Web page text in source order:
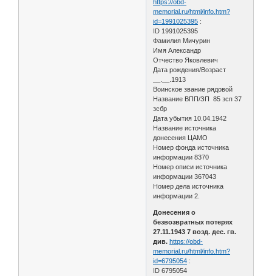
https://obd-
memorial.ru/html/info.htm?
id=1991025395 :
ID 1991025395
Фамилия Мичурин
Имя Александр
Отчество Яковлевич
Дата рождения/Возраст
__.__.1913
Воинское звание рядовой
Название ВПП/ЗП 85 зсп 37
зсбр
Дата убытия 10.04.1942
Название источника
донесения ЦАМО
Номер фонда источника
информации 8370
Номер описи источника
информации 367043
Номер дела источника
информации 2.
Донесения о
безвозвратных потерях
27.11.1943 7 возд. дес. гв.
див. https://obd-
memorial.ru/html/info.htm?
id=6795054 :
ID 6795054